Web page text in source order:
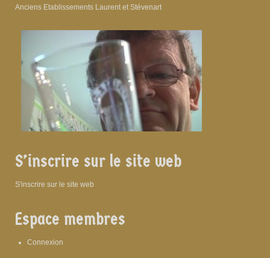
Anciens Etablissements Laurent et Stévenart
S’inscrire sur le site web
S'inscrire sur le site web
Espace membres
Connexion